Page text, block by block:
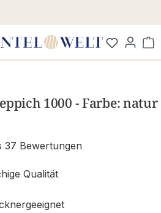
1000 - Farbe: natur
37 Bewertungen
Qualität